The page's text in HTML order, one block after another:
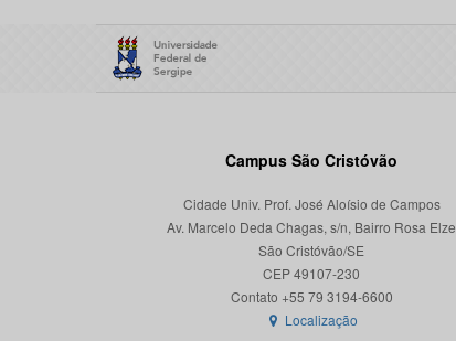
Campus São Cristóvão
Cidade Univ. Prof. José Aloísio de Campos
Av. Marcelo Deda Chagas, s/n, Bairro Rosa Elze
São Cristóvão/SE
CEP 49107-230
Localização